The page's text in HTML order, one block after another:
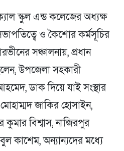
স্কুল এন্ড কলেজের অধ্যক্ষ
ও কৈশোর কর্মসূচির
সঞ্চালনায়, প্রধান
উপজেলা সহকারী
ডাক দিয়ে যাই সংস্থার
মোহাম্মদ জাকির হোসাইন,
কুমার বিশ্বাস, নাজিরপুর
কাশেম, অন্যান্যদের মধ্যে